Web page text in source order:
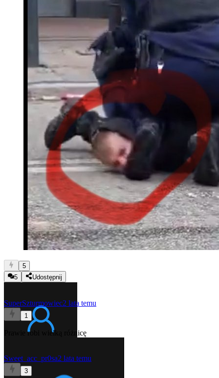
5
5
Udostępnij
SuperSzturmowiec2 lata temu
1
Prawie robi wielką różnicę
Sweet_acc_pr0sa2 lata temu
3